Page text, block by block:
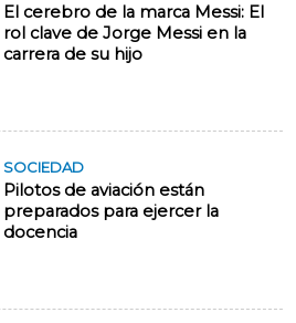
El cerebro de la marca Messi: El
rol clave de Jorge Messi en la
carrera de su hijo
SOCIEDAD
Pilotos de aviación están
preparados para ejercer la
docencia